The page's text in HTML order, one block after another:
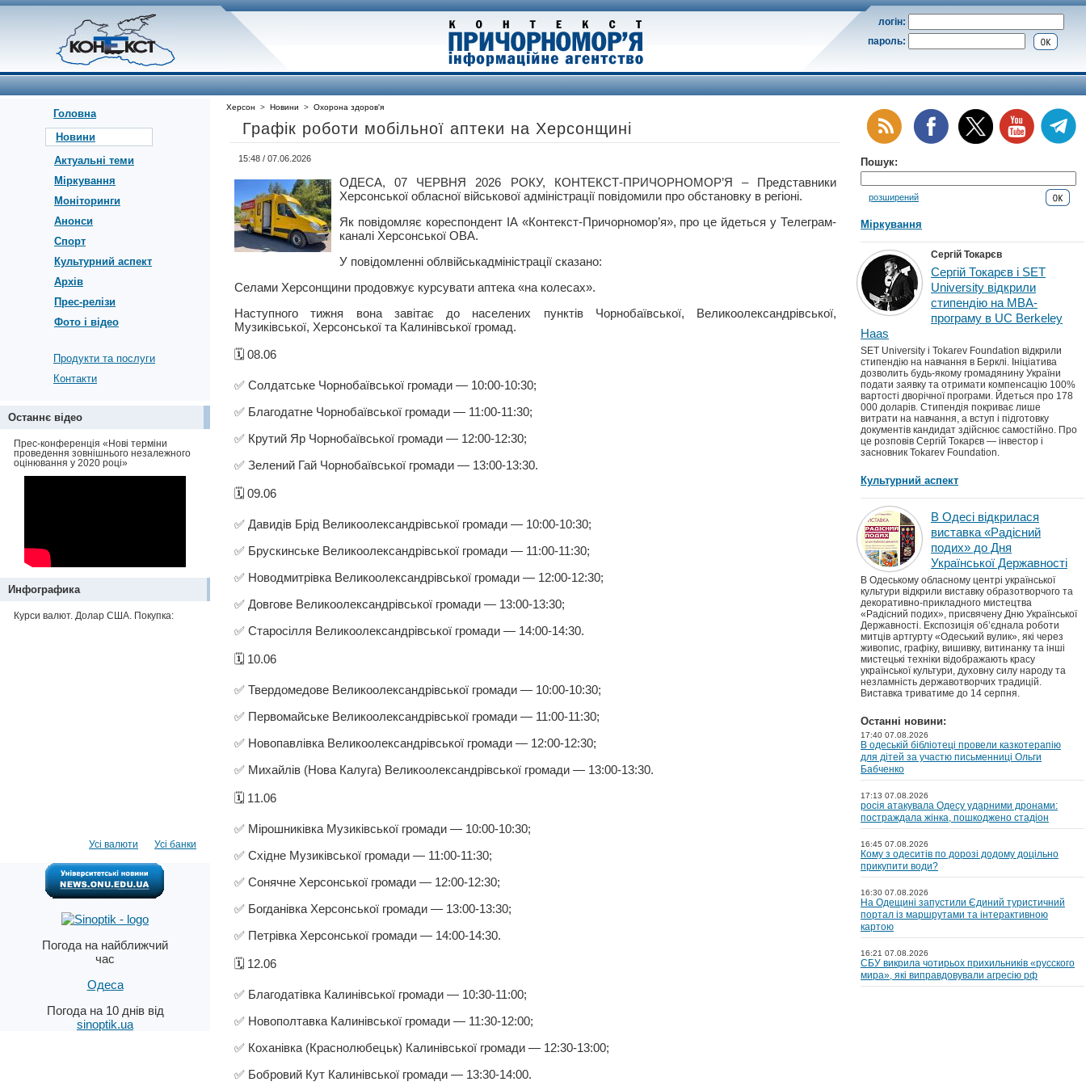
логін:
пароль:
Головна
Новини
Актуальні теми
Міркування
Моніторинги
Анонси
Спорт
Культурний аспект
Архів
Прес-релізи
Фото і відео
Продукти та послуги
Контакти
Останнє відео
Прес-конференція «Нові терміни
проведення зовнішнього незалежного
оцінювання у 2020 році»
Инфографика
Курси валют. Долар США. Покупка:
Усі банки
Усі валюти
Погода на найближчий
час
Одеса
Погода на 10 днів від
sinoptik.ua
Херсон > Новини > Охорона здоров'я
Графік роботи мобільної аптеки на Херсонщині
15:48 / 07.06.2026
ОДЕСА, 07 ЧЕРВНЯ 2026 РОКУ, КОНТЕКСТ-ПРИЧОРНОМОР’Я – Представники
Херсонської обласної військової адміністрації повідомили про обстановку в регіоні.
Як повідомляє кореспондент ІА «Контекст-Причорномор’я», про це йдеться у Телеграм-
каналі Херсонської ОВА.
У повідомленні облвійськадміністрації сказано:
Селами Херсонщини продовжує курсувати аптека «на колесах».
Наступного тижня вона завітає до населених пунктів Чорнобаївської, Великоолександрівської,
Музиківської, Херсонської та Калинівської громад.
🗓️ 08.06
✅ Солдатське Чорнобаївської громади — 10:00-10:30;
✅ Благодатне Чорнобаївської громади — 11:00-11:30;
✅ Крутий Яр Чорнобаївської громади — 12:00-12:30;
✅ Зелений Гай Чорнобаївської громади — 13:00-13:30.
🗓️ 09.06
✅ Давидів Брід Великоолександрівської громади — 10:00-10:30;
✅ Брускинське Великоолександрівської громади — 11:00-11:30;
✅ Новодмитрівка Великоолександрівської громади — 12:00-12:30;
✅ Довгове Великоолександрівської громади — 13:00-13:30;
✅ Старосілля Великоолександрівської громади — 14:00-14:30.
🗓️ 10.06
✅ Твердомедове Великоолександрівської громади — 10:00-10:30;
✅ Первомайське Великоолександрівської громади — 11:00-11:30;
✅ Новопавлівка Великоолександрівської громади — 12:00-12:30;
✅ Михайлів (Нова Калуга) Великоолександрівської громади — 13:00-13:30.
🗓️ 11.06
✅ Мірошниківка Музиківської громади — 10:00-10:30;
✅ Східне Музиківської громади — 11:00-11:30;
✅ Сонячне Херсонської громади — 12:00-12:30;
✅ Богданівка Херсонської громади — 13:00-13:30;
✅ Петрівка Херсонської громади — 14:00-14:30.
🗓️ 12.06
✅ Благодатівка Калинівської громади — 10:30-11:00;
✅ Новополтавка Калинівської громади — 11:30-12:00;
✅ Коханівка (Краснолюбецьк) Калинівської громади — 12:30-13:00;
✅ Бобровий Кут Калинівської громади — 13:30-14:00.
Пошук:
розширений
Міркування
Сергій Токарєв
Сергій Токарєв і SET
University відкрили
стипендію на MBA-
програму в UC Berkeley
Haas
SET University і Tokarev Foundation відкрили
стипендію на навчання в Берклі. Ініціатива
дозволить будь-якому громадянину України
подати заявку та отримати компенсацію 100%
вартості дворічної програми. Йдеться про 178
000 доларів. Стипендія покриває лише
витрати на навчання, а вступ і підготовку
документів кандидат здійснює самостійно. Про
це розповів Сергій Токарєв — інвестор і
засновник Tokarev Foundation.
Культурний аспект
В Одесі відкрилася
виставка «Радісний
подих» до Дня
Української Державності
В Одеському обласному центрі української
культури відкрили виставку образотворчого та
декоративно-прикладного мистецтва
«Радісний подих», присвячену Дню Української
Державності. Експозиція об’єднала роботи
митців артгурту «Одеський вулик», які через
живопис, графіку, вишивку, витинанку та інші
мистецькі техніки відображають красу
української культури, духовну силу народу та
незламність державотворчих традицій.
Виставка триватиме до 14 серпня.
Останні новини:
17:40 07.08.2026
В одеській бібліотеці провели казкотерапію
для дітей за участю письменниці Ольги
Бабченко
17:13 07.08.2026
росія атакувала Одесу ударними дронами:
постраждала жінка, пошкоджено стадіон
16:45 07.08.2026
Кому з одеситів по дорозі додому доцільно
прикупити води?
16:30 07.08.2026
На Одещині запустили Єдиний туристичний
портал із маршрутами та інтерактивною
картою
16:21 07.08.2026
СБУ викрила чотирьох прихильників «русского
мира», які виправдовували агресію рф